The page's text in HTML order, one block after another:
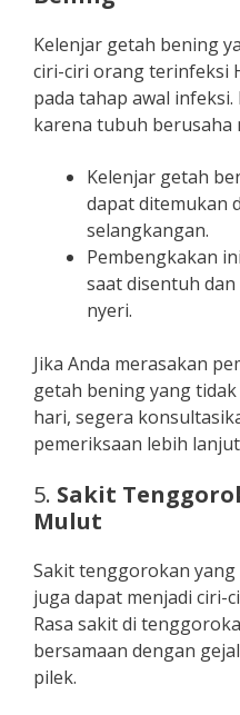
Kelenjar getah bening
ciri-ciri orang terinfeksi
pada tahap awal
karena tubuh berusaha
Kelenjar getah
dapat ditemukan
selangkangan.
Pembengkakan
saat disentuh
nyeri.
Jika Anda merasakan
getah bening yang
hari, segera
pemeriksaan lebih
5. Sakit
Mulut
Sakit tenggorokan
juga dapat menjadi ciri-
Rasa sakit di
bersamaan dengan
pilek.